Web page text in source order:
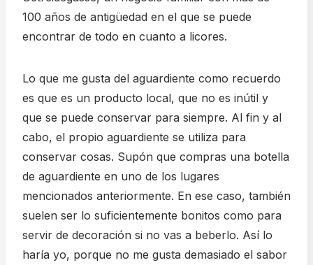
100 años de antigüedad en el que se puede
encontrar de todo en cuanto a licores.
Lo que me gusta del aguardiente como recuerdo
es que es un producto local, que no es inútil y
que se puede conservar para siempre. Al fin y al
cabo, el propio aguardiente se utiliza para
conservar cosas. Supón que compras una botella
de aguardiente en uno de los lugares
mencionados anteriormente. En ese caso, también
suelen ser lo suficientemente bonitos como para
servir de decoración si no vas a beberlo. Así lo
haría yo, porque no me gusta demasiado el sabor